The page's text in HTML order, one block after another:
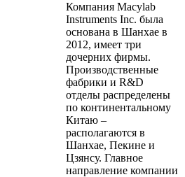
Компания Macylab
Instruments Inc. была
основана в Шанхае в
2012, имеет три
дочерних фирмы.
Производственные
фабрики и R&D
отделы распределены
по континентальному
Китаю –
располагаются в
Шанхае, Пекине и
Цзянсу. Главное
направление компании